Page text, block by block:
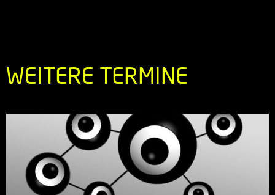
WEITERE TERMINE